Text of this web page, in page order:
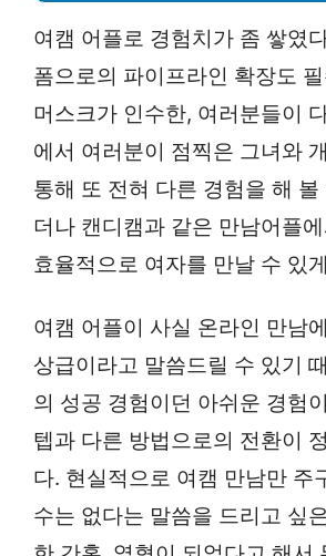
여캠 어플로 경험치가 좀 쌓였
폼으로의 파이프라인 확장도
머스크가 인수한, 여러분들이
에서 여러분이 점찍은 그녀와
통해 또 전혀 다른 경험을 해 볼
더나 캔디캠과 같은 만남어플
효율적으로 여자를 만날 수 있
여캠 어플이 사실 온라인 만남
상급이라고 말씀드릴 수 있기
의 성공 경험이던 아쉬운 경험
텝과 다른 방법으로의 전환이
다. 현실적으로 여캠 만남만 주
수는 없다는 말씀을 드리고 싶